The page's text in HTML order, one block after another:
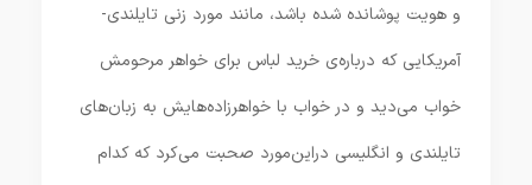
و هویت پوشانده شده باشد، مانند مورد زنی تایلندی-
آمریکایی که درباره‌ی خرید لباس برای خواهر مرحومش
خواب می‌دید و در خواب با خواهرزاده‌هایش به زبان‌های
تایلندی و انگلیسی دراین‌مورد صحبت می‌کرد که کدام